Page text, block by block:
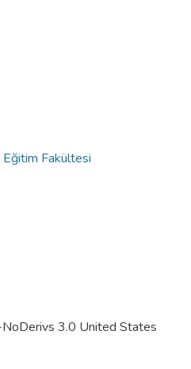
Fakültesi
3.0 United States